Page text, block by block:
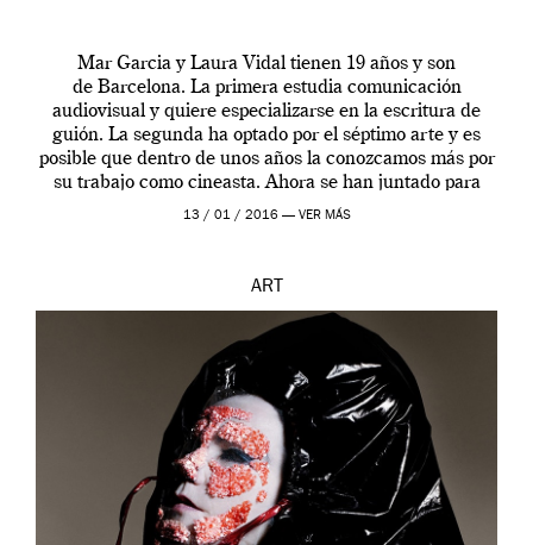
Mar Garcia y Laura Vidal tienen 19 años y son
de Barcelona. La primera estudia comunicación
audiovisual y quiere especializarse en la escritura de
guión. La segunda ha optado por el séptimo arte y es
posible que dentro de unos años la conozcamos más por
su trabajo como cineasta. Ahora se han juntado para
contarnos una […]
13 / 01 / 2016 — VER MÁS
ART